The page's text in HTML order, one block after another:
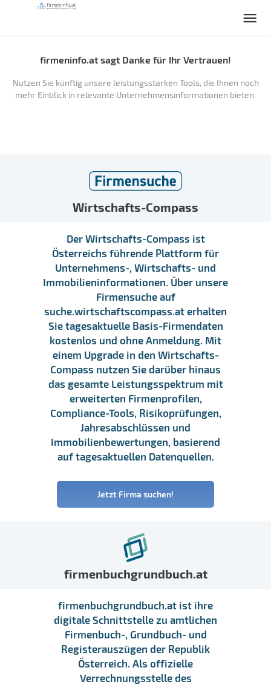
firmeninfo.at sagt Danke für Ihr Vertrauen!
Nutzen Sie künftig unsere leistungsstarken Tools, die Ihnen noch
mehr Einblick in relevante Unternehmensinformationen bieten.
Wirtschafts-Compass
Der Wirtschafts-Compass ist
Österreichs führende Plattform für
Unternehmens-, Wirtschafts- und
Immobilieninformationen. Über unsere
Firmensuche auf
suche.wirtschaftscompass.at erhalten
Sie tagesaktuelle Basis-Firmendaten
kostenlos und ohne Anmeldung. Mit
einem Upgrade in den Wirtschafts-
Compass nutzen Sie darüber hinaus
das gesamte Leistungsspektrum mit
erweiterten Firmenprofilen,
Compliance-Tools, Risikoprüfungen,
Jahresabschlüssen und
Immobilienbewertungen, basierend
auf tagesaktuellen Datenquellen.
Jetzt Firma suchen!
firmenbuchgrundbuch.at
firmenbuchgrundbuch.at ist ihre
digitale Schnittstelle zu amtlichen
Firmenbuch-, Grundbuch- und
Registerauszügen der Republik
Österreich. Als offizielle
Verrechnungsstelle des